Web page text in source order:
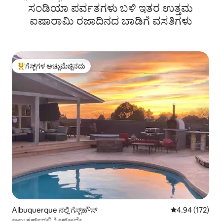
ಸಂಡಿಯಾ ಪರ್ವತಗಳು ಬಳಿ ಇತರ ಉತ್ತಮ
ಐಷಾರಾಮಿ ರಜಾದಿನದ ಬಾಡಿಗೆ ವಸತಿಗಳು
ಗೆಸ್ಟ್‌ಗಳಿಗೆ ಅತಿ ಹೆಚ್ಚು ಅಚ್ಚುಮೆಚ್ಚಿನದು
ಗೆಸ್ಟ್‌ಗಳ ಅಚ್ಚುಮೆಚ್ಚಿನದು
Albuquerque ನಲ್ಲಿ ಗೆಸ್ಟ್‌ಹೌಸ್ 5 ರಲ್ಲಿ 4.94
4.94 (172)